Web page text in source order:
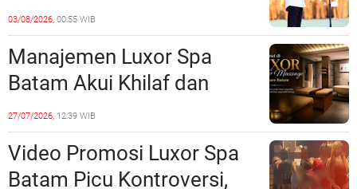
Prioritas, Targetkan
Realisasi Pembangunan
Lampaui 50 Persen
03/08/2026, 00:55 WIB
Manajemen Luxor Spa
Batam Akui Khilaf dan
Minta Maaf, Konten
Langsung Di-Takedown
27/07/2026, 12:39 WIB
Video Promosi Luxor Spa
Batam Picu Kontroversi,